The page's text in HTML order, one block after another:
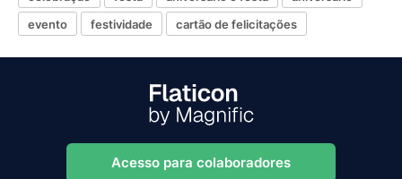
evento
festividade cartão de felicitações
Acesso para colaboradores